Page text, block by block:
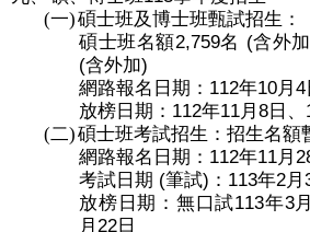
(一)碩士班及博士班甄試招生：
碩士班名額2,759名 (含外加
(含外加)
網路報名日期： 112年10月4
放榜日期： 112年11月8 日、
(二)碩士班考試招生：招生名額
網路報名日期： 112年11月
考試日期 (筆試) ： 113年2月
放榜日期：無口試113年3
月22 日